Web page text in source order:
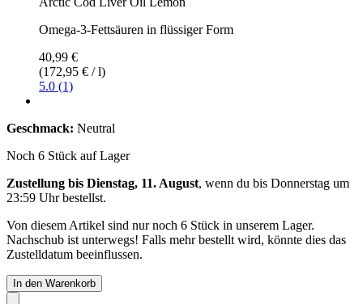
Omega-3-Fettsäuren in flüssiger Form
40,99 €
(172,95 € / l)
5.0 (1)
Geschmack: Neutral
Noch 6 Stück auf Lager
Zustellung bis Dienstag, 11. August, wenn du bis Donnerstag um
23:59 Uhrbestellst.
Von diesem Artikel sind nur noch 6 Stück in unserem Lager.
Nachschub ist unterwegs! Falls mehr bestellt wird, könnte dies das
Zustelldatum beeinflussen.
In den Warenkorb